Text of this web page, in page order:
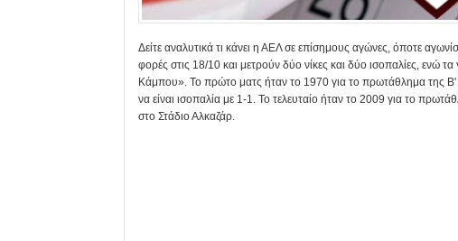
Δείτε αναλυτικά τι κάνει η ΑΕΛ σε επίσημους αγώνες, όποτε
φορές στις 18/10 και μετρούν δύο νίκες και δύο ισοπαλίες, ενώ
Κάμπου». Το πρώτο ματς ήταν το 1970 για το πρωτάθλημα της
να είναι ισοπαλία με 1-1. Το τελευταίο ήταν το 2009 για το
στο Στάδιο Αλκαζάρ.